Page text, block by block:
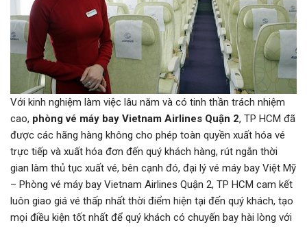
Với kinh nghiệm làm việc lâu năm và có tinh thần trách nhiệm
cao, phòng vé máy bay Vietnam Airlines Quận 2, TP HCM đã
được các hãng hàng không cho phép toàn quyền xuất hóa vé
trực tiếp và xuất hóa đơn đến quý khách hàng, rút ngắn thời
gian làm thủ tục xuất vé, bên cạnh đó, đại lý vé máy bay Việt Mỹ
– Phòng vé máy bay Vietnam Airlines Quận 2, TP HCM cam kết
luôn giao giá vé thấp nhất thời điểm hiện tại đến quý khách, tạo
mọi điều kiện tốt nhất để quý khách có chuyến bay hài lòng với